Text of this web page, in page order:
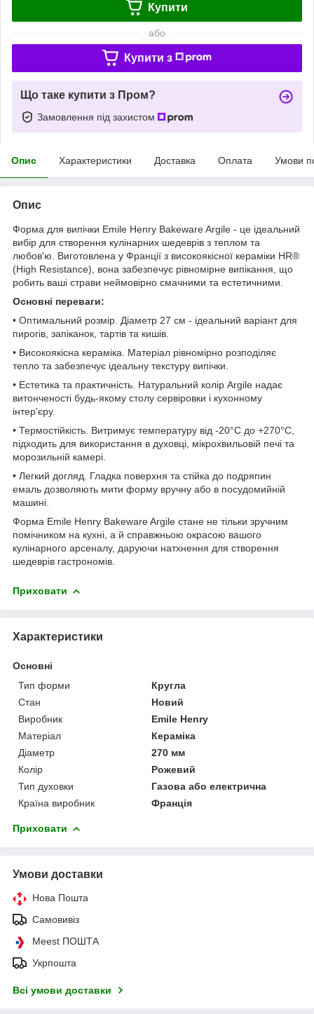
Купити
або
Купити з
Що таке купити з Пром?
Замовлення під захистом
Опис Характеристики Доставка Оплата Умови
Опис
Форма для випічки Emile Henry Bakeware Argile - це ідеальний
вибір для створення кулінарних шедеврів з теплом та
любов'ю. Виготовлена ​​у Франції з високоякісної кераміки HR®
(High Resistance), вона забезпечує рівномірне випікання, що
робить ваші страви неймовірно смачними та естетичними.
Основні переваги:
• Оптимальний розмір. Діаметр 27 см - ідеальний варіант для
пирогів, запіканок, тартів та кишів.
• Високоякісна кераміка. Матеріал рівномірно розподіляє
тепло та забезпечує ідеальну текстуру випічки.
• Естетика та практичність. Натуральний колір Argile надає
витонченості будь-якому столу сервіровки і кухонному
інтер'єру.
• Термостійкість. Витримує температуру від -20°C до +270°C,
підходить для використання в духовці, мікрохвильовій печі та
морозильній камері.
• Легкий догляд. Гладка поверхня та стійка до подряпин
емаль дозволяють мити форму вручну або в посудомийній
машині.
Форма Emile Henry Bakeware Argile стане не тільки зручним
помічником на кухні, а й справжньою окрасою вашого
кулінарного арсеналу, даруючи натхнення для створення
шедеврів гастрономів.
Приховати
Характеристики
Основні
Тип форми
Кругла
Стан
Новий
Виробник
Emile Henry
Матеріал
Кераміка
Діаметр
270 мм
Колір
Рожевий
Тип духовки
Газова або електрична
Країна виробник
Франція
Приховати
Умови доставки
Нова Пошта
Самовивіз
Meest ПОШТА
Укрпошта
Всі умови доставки